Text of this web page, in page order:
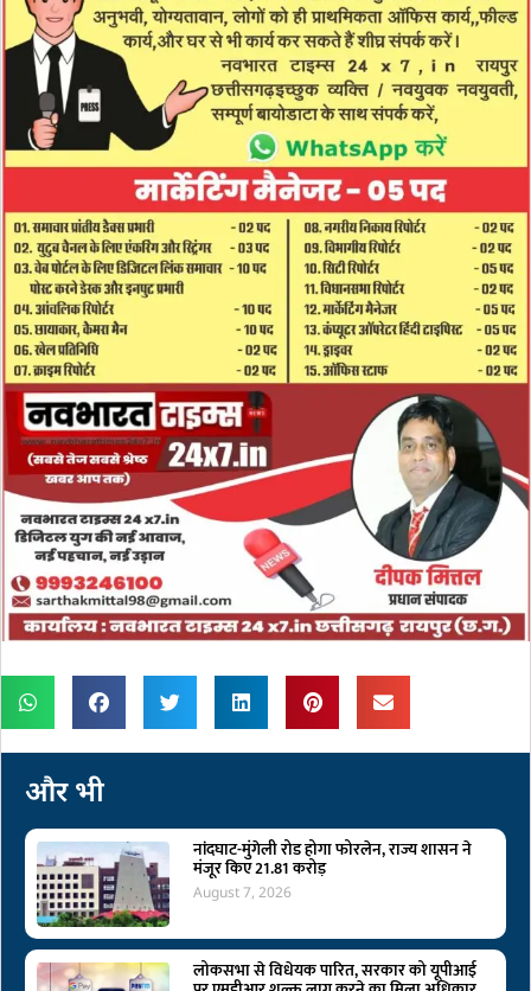
और भी
नांदघाट-मुंगेली रोड होगा फोरलेन, राज्य शासन ने
मंजूर किए 21.81 करोड़
August 7, 2026
लोकसभा से विधेयक पारित, सरकार को यूपीआई